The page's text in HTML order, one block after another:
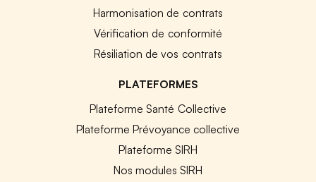
Harmonisation de contrats
Vérification de conformité
Résiliation de vos contrats
PLATEFORMES
Plateforme Santé Collective
Plateforme Prévoyance collective
Plateforme SIRH
Nos modules SIRH